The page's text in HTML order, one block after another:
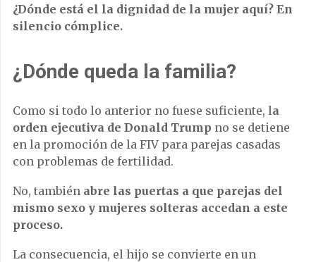
¿Dónde está el la dignidad de la mujer aquí? En
silencio cómplice.
¿Dónde queda la familia?
Como si todo lo anterior no fuese suficiente, la
orden ejecutiva de Donald Trump no se detiene
en la promoción de la FIV para parejas casadas
con problemas de fertilidad.
No, también abre las puertas a que parejas del
mismo sexo y mujeres solteras accedan a este
proceso.
La consecuencia, el hijo se convierte en un